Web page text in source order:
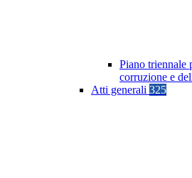
Piano triennale
corruzione e
Atti generali 325